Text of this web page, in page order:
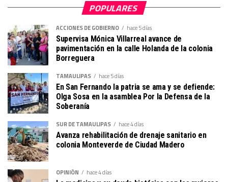
POPULARES
ACCIONES DE GOBIERNO hace 5 días
Supervisa Mónica Villarreal avance de
pavimentación en la calle Holanda de la colonia
Borreguera
TAMAULIPAS hace 5 días
En San Fernando la patria se ama y se defiende:
Olga Sosa en la asamblea Por la Defensa de la
Soberanía
SUR DE TAMAULIPAS hace 4 días
Avanza rehabilitación de drenaje sanitario en
colonia Monteverde de Ciudad Madero
OPINIÓN hace 4 días